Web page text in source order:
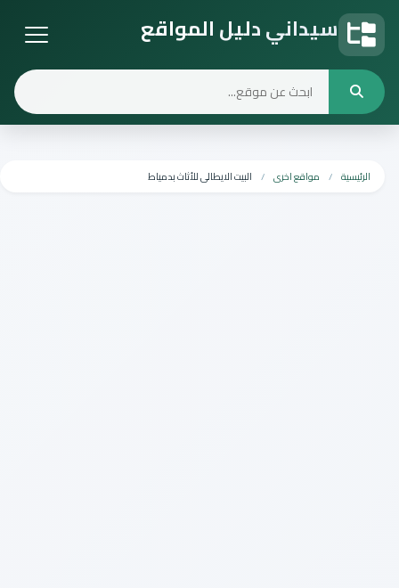
سيداني دليل المواقع
الرئيسية مواقع اخرى البيت الايطالى للأثاث بدمياط